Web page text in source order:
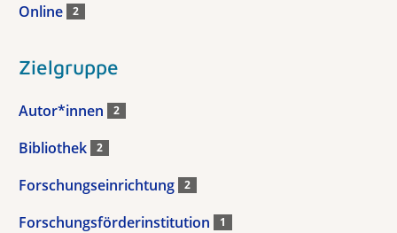
Online 2
Zielgruppe
Autor*innen 2
Bibliothek 2
Forschungseinrichtung 2
Forschungsförderinstitution 1